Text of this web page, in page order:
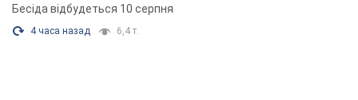
Бесіда відбудеться 10 серпня
4 часа назад 6,4 т.